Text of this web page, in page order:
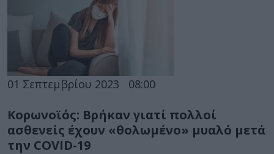
01 Σεπτεμβρίου 2023 08:00
Κορωνοϊός: Βρήκαν γιατί πολλοί
ασθενείς έχουν «θολωμένο» μυαλό μετά
την COVID-19